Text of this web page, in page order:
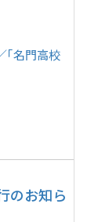
｢名門高校
のお知ら